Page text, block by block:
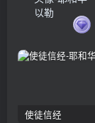
使徒信经